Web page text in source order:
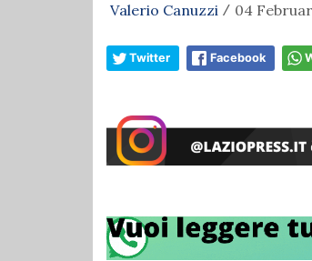
Valerio Canuzzi / 04
Twitter Facebook